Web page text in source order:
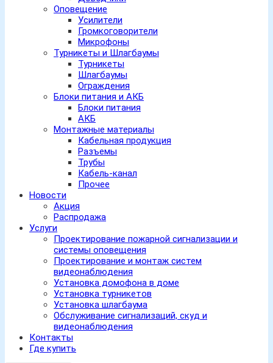
Оповещение
Усилители
Громкоговорители
Микрофоны
Турникеты и Шлагбаумы
Турникеты
Шлагбаумы
Ограждения
Блоки питания и АКБ
Блоки питания
АКБ
Монтажные материалы
Кабельная продукция
Разъемы
Трубы
Кабель-канал
Прочее
Новости
Акция
Распродажа
Услуги
Проектирование пожарной сигнализации и
системы оповещения
Проектирование и монтаж систем
видеонаблюдения
Установка домофона в доме
Установка турникетов
Установка шлагбаума
Обслуживание сигнализаций, скуд и
видеонаблюдения
Контакты
Где купить